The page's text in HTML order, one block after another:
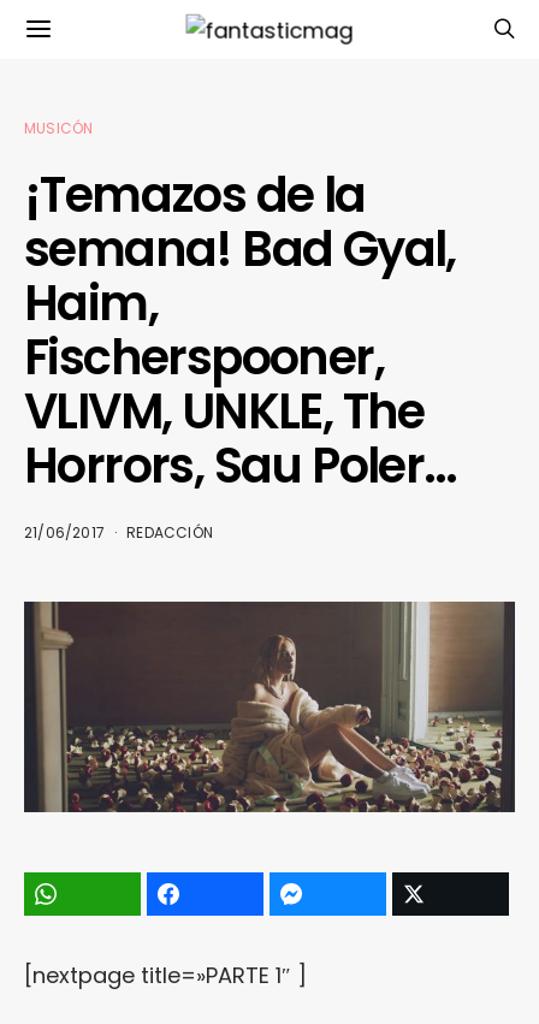
MUSICÓN
¡Temazos de la
semana! Bad Gyal,
Haim,
Fischerspooner,
VLIVM, UNKLE, The
Horrors, Sau Poler…
21/06/2017 REDACCIÓN
[nextpage title=»PARTE 1″ ]